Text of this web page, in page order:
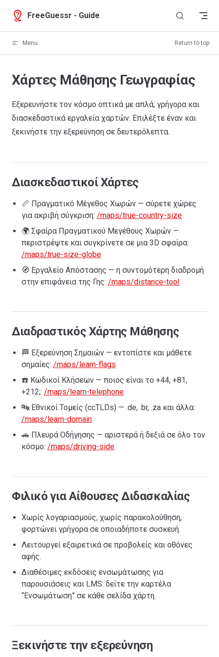
Skip to content
FreeGuessr - Guide
Menu Return to top
Χάρτες Μάθησης Γεωγραφίας
Εξερευνήστε τον κόσμο οπτικά με απλά, γρήγορα και
διασκεδαστικά εργαλεία χαρτών. Επιλέξτε έναν και
ξεκινήστε την εξερεύνηση σε δευτερόλεπτα.
Διασκεδαστικοί Χάρτες
📏 Πραγματικό Μέγεθος Χωρών — σύρετε χώρες
για ακριβή σύγκριση: /maps/true-country-size
🌍 Σφαίρα Πραγματικού Μεγέθους Χωρών —
περιστρέψτε και συγκρίνετε σε μια 3D σφαίρα:
/maps/true-size-globe
🧭 Εργαλείο Απόστασης — η συντομότερη διαδρομή
στην επιφάνεια της Γης: /maps/distance-tool
Διαδραστικός Χάρτης Μάθησης
🏁 Εξερεύνηση Σημαιών — εντοπίστε και μάθετε
σημαίες: /maps/learn-flags
☎️ Κωδικοί Κλήσεων — ποιος είναι το +44, +81,
+212;: /maps/learn-telephone
🔤 Εθνικοί Τομείς (ccTLDs) — .de, .br, .za και άλλα:
/maps/learn-domain
🚗 Πλευρά Οδήγησης — αριστερά ή δεξιά σε όλο τον
κόσμο: /maps/driving-side
Φιλικό για Αίθουσες Διδασκαλίας
Χωρίς λογαριασμούς, χωρίς παρακολούθηση,
φορτώνει γρήγορα σε οποιαδήποτε συσκευή.
Λειτουργεί εξαιρετικά σε προβολείς και οθόνες
αφής.
Διαθέσιμες εκδόσεις ενσωμάτωσης για
παρουσιάσεις και LMS: δείτε την καρτέλα
“Ενσωμάτωση” σε κάθε σελίδα χάρτη.
Ξεκινήστε την εξερεύνηση